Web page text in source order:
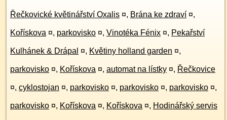
Řečkovické květinářství Oxalis ¤, Brána ke zdraví ¤,
Kořískova ¤, parkovisko ¤, Vinotéka Fénix ¤, Pekařství
Kulhánek & Drápal ¤, Květiny holland garden ¤,
parkovisko ¤, Kořískova ¤, automat na lístky ¤, Řečkovice
¤, cyklostojan ¤, parkovisko ¤, parkovisko ¤, parkovisko ¤,
parkovisko ¤, Kořískova ¤, Kořískova ¤, Hodinářský servis